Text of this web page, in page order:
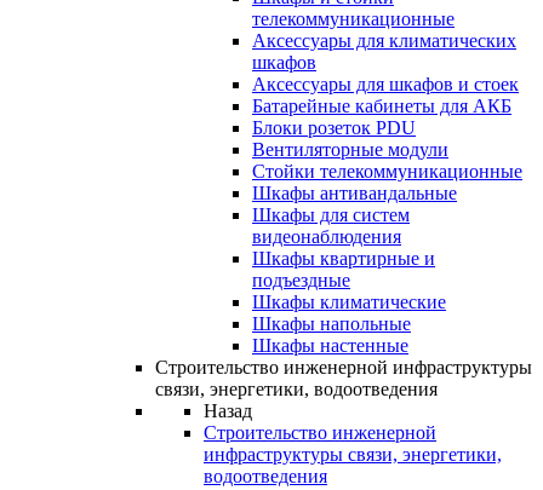
телекоммуникационные
Аксессуары для климатических
шкафов
Аксессуары для шкафов и стоек
Батарейные кабинеты для АКБ
Блоки розеток PDU
Вентиляторные модули
Стойки телекоммуникационные
Шкафы антивандальные
Шкафы для систем
видеонаблюдения
Шкафы квартирные и
подъездные
Шкафы климатические
Шкафы напольные
Шкафы настенные
Строительство инженерной инфраструктуры
связи, энергетики, водоотведения
Назад
Строительство инженерной
инфраструктуры связи, энергетики,
водоотведения